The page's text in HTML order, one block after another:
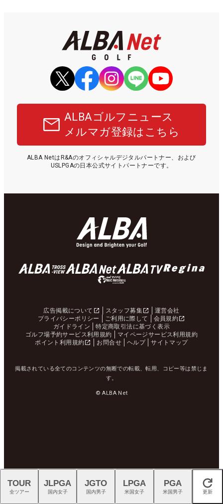
ALBAゴルフニュース
メルマガ登録はこちら
ALBA NetはR&Aのオフィシャルデジタルパートナー、および
USLPGAの日本公式サイトパートナーです。
広告掲載について スタッフ募集
運営会社
プライバシーポリシー
ご利用に際して
会員規約
ガイドライン
特定商取引法に基づく表示
ゴルフ場予約サービス利用規約
マイページサービス利用規約
ポイント利用規約
お問合せ ヘルプ サイトマップ
掲載されている全てのコンテンツの無断での転載、転用、コピー等は禁じま
す。
© ALBA Net
閉じる
TOUR
全ツアー
JLPGA
国内女子
JGTO
国内男子
LPGA
米国女子
PGA
米国男子 更新